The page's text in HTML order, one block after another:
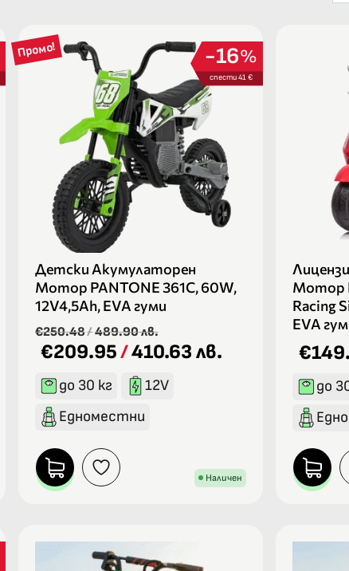
Промо! %
16
спести 41 €
Детски Акумулаторен
Мотор PANTONE 361C, 60W,
12V4,5Ah, ЕVA гуми
€250.48/489.90 лв.
€209.95/410.63 лв.
до 30 кг
12V
Едноместни
Наличен
Мотор
Racing
EVA
до